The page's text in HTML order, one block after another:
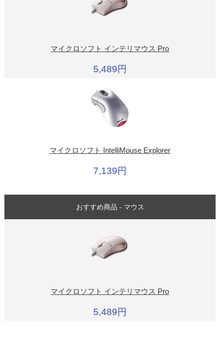
マイクロソフト インテリマウス Pro
5,489円
マイクロソフト IntelliMouse Explorer
7,139円
おすすめ商品 - マウス
マイクロソフト インテリマウス Pro
5,489円